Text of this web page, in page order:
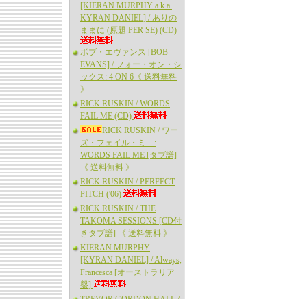
[KIERAN MURPHY a.k.a.
KYRAN DANIEL] / ありの
ままに (原題 PER SE) (CD)
ボブ・エヴァンス [BOB
EVANS] / フォー・オン・シ
ックス: 4 ON 6《 送料無料
》
RICK RUSKIN / WORDS
FAIL ME (CD)
RICK RUSKIN / ワー
ズ・フェイル・ミ－:
WORDS FAIL ME [タブ譜]
《 送料無料 》
RICK RUSKIN / PERFECT
PITCH ('06)
RICK RUSKIN / THE
TAKOMA SESSIONS [CD付
きタブ譜] 《 送料無料 》
KIERAN MURPHY
[KYRAN DANIEL] / Always,
Francesca [オーストラリア
盤]